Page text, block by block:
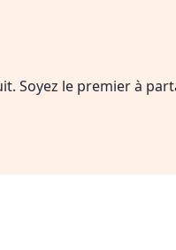
Soyez le premier à